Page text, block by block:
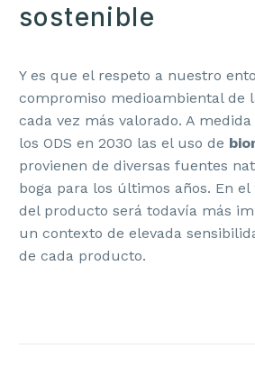
sostenible
Y es que el respeto a nuestro
compromiso medioambiental de
cada vez más valorado. A
los ODS en 2030 las el uso de
provienen de diversas fuentes
boga para los últimos años. En
del producto será todavía más
un contexto de elevada
de cada producto.